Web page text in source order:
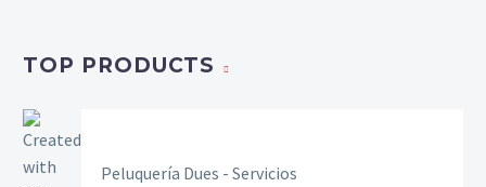
TOP PRODUCTS
Peluquería Dues - Servicios